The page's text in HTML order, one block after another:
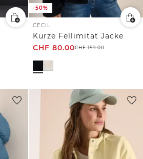
-50%
CECIL
Kurze Fellimitat Jacke
CHF 80.00CHF159.00